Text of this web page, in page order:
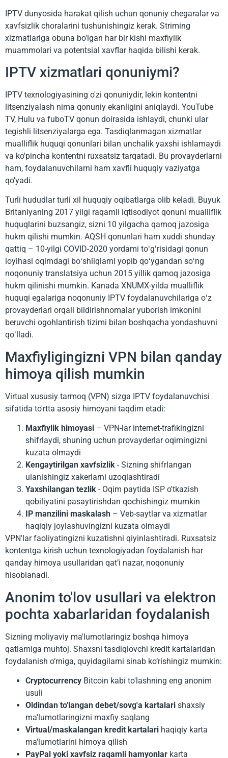
IPTV dunyosida harakat qilish uchun qonuniy chegaralar va
xavfsizlik choralarini tushunishingiz kerak. Striming
xizmatlariga obuna bo'lgan har bir kishi maxfiylik
muammolari va potentsial xavflar haqida bilishi kerak.
IPTV xizmatlari qonuniymi?
IPTV texnologiyasining o'zi qonuniydir, lekin kontentni
litsenziyalash nima qonuniy ekanligini aniqlaydi. YouTube
TV, Hulu va fuboTV qonun doirasida ishlaydi, chunki ular
tegishli litsenziyalarga ega. Tasdiqlanmagan xizmatlar
mualliflik huquqi qonunlari bilan unchalik yaxshi ishlamaydi
va ko'pincha kontentni ruxsatsiz tarqatadi. Bu provayderlarni
ham, foydalanuvchilarni ham xavfli huquqiy vaziyatga
qo'yadi.
Turli hududlar turli xil huquqiy oqibatlarga olib keladi. Buyuk
Britaniyaning 2017 yilgi raqamli iqtisodiyot qonuni mualliflik
huquqlarini buzsangiz, sizni 10 yilgacha qamoq jazosiga
hukm qilishi mumkin. AQSH qonunlari ham xuddi shunday
qattiq – 10-yilgi COVID-2020 yordami toʻgʻrisidagi qonun
loyihasi oqimdagi boʻshliqlarni yopib qoʻygandan soʻng
noqonuniy translatsiya uchun 2015 yillik qamoq jazosiga
hukm qilinishi mumkin. Kanada XNUMX-yilda mualliflik
huquqi egalariga noqonuniy IPTV foydalanuvchilariga oʻz
provayderlari orqali bildirishnomalar yuborish imkonini
beruvchi ogohlantirish tizimi bilan boshqacha yondashuvni
qoʻlladi.
Maxfiyligingizni VPN bilan qanday
himoya qilish mumkin
Virtual xususiy tarmoq (VPN) sizga IPTV foydalanuvchisi
sifatida to'rtta asosiy himoyani taqdim etadi:
Maxfiylik himoyasi – VPN-lar internet-trafikingizni
shifrlaydi, shuning uchun provayderlar oqimingizni
kuzata olmaydi
Kengaytirilgan xavfsizlik - Sizning shifrlangan
ulanishingiz xakerlarni uzoqlashtiradi
Yaxshilangan tezlik - Oqim paytida ISP o'tkazish
qobiliyatini pasaytirishdan qochishingiz mumkin
IP manzilini maskalash – Veb-saytlar va xizmatlar
haqiqiy joylashuvingizni kuzata olmaydi
VPN’lar faoliyatingizni kuzatishni qiyinlashtiradi. Ruxsatsiz
kontentga kirish uchun texnologiyadan foydalanish har
qanday himoya usullaridan qatʼi nazar, noqonuniy
hisoblanadi.
Anonim to'lov usullari va elektron
pochta xabarlaridan foydalanish
Sizning moliyaviy ma'lumotlaringiz boshqa himoya
qatlamiga muhtoj. Shaxsni tasdiqlovchi kredit kartalaridan
foydalanish o‘rniga, quyidagilarni sinab ko‘rishingiz mumkin:
Cryptocurrency Bitcoin kabi to'lashning eng anonim
usuli
Oldindan to'langan debet/sovg'a kartalari shaxsiy
ma'lumotlaringizni maxfiy saqlang
Virtual/maskalangan kredit kartalari haqiqiy karta
ma'lumotlarini himoya qilish
PayPal yoki xavfsiz raqamli hamyonlar karta